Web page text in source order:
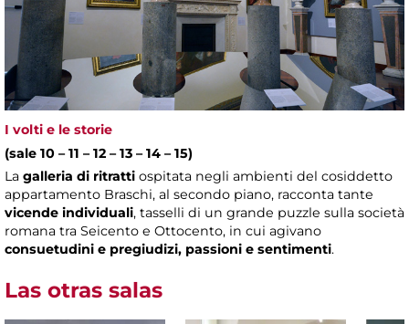
I volti e le storie
(sale 10 – 11 – 12 – 13 – 14 – 15)
La galleria di ritratti ospitata negli ambienti del cosiddetto
appartamento Braschi, al secondo piano, racconta tante
vicende individuali, tasselli di un grande puzzle sulla società
romana tra Seicento e Ottocento, in cui agivano
consuetudini e pregiudizi, passioni e sentimenti.
Las otras salas